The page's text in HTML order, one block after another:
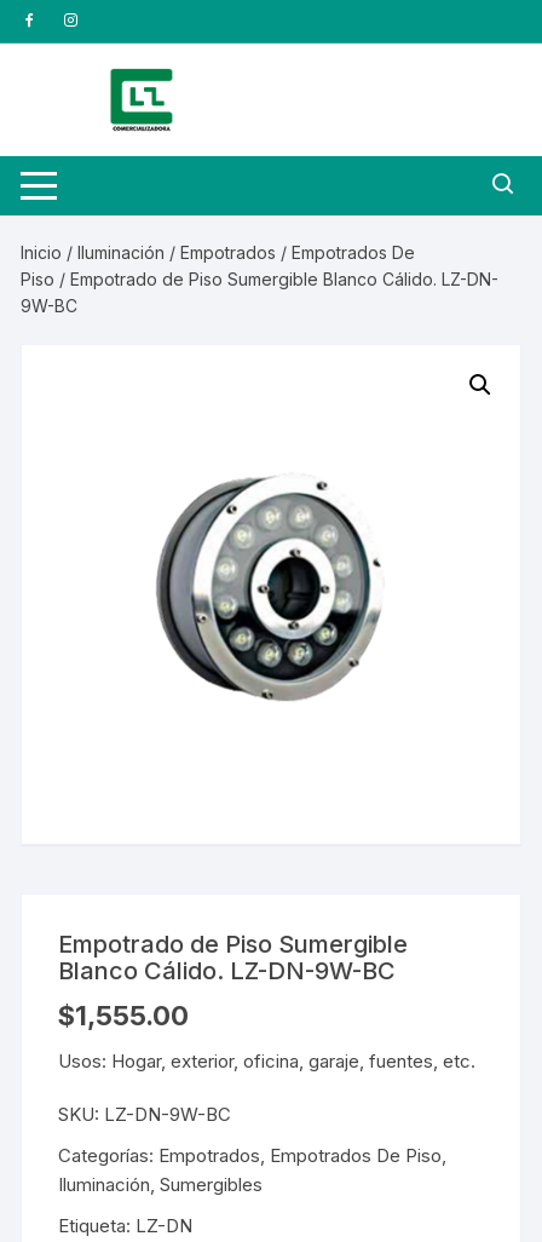
Saltar
al
Inicio /Iluminación /Empotrados /Empotrados De
Piso / Empotrado de Piso Sumergible Blanco Cálido. LZ-DN-
9W-BC
Empotrado de Piso Sumergible
Blanco Cálido. LZ-DN-9W-BC
$1,555.00
Usos: Hogar, exterior, oficina, garaje, fuentes, etc.
SKU: LZ-DN-9W-BC
Categorías: Empotrados Empotrados De Piso
Iluminación ,Sumergibles
Etiqueta: LZ-DN